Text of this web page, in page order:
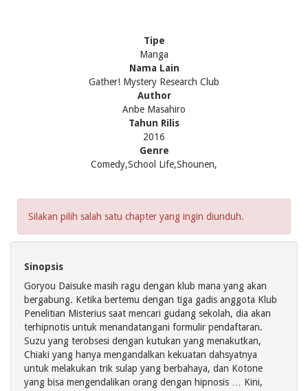
Tipe
Manga
Nama Lain
Gather! Mystery Research Club
Author
Anbe Masahiro
Tahun Rilis
2016
Genre
Comedy,School Life,Shounen,
Silakan pilih salah satu chapter yang ingin diunduh.
Sinopsis
Goryou Daisuke masih ragu dengan klub mana yang akan
bergabung. Ketika bertemu dengan tiga gadis anggota Klub
Penelitian Misterius saat mencari gudang sekolah, dia akan
terhipnotis untuk menandatangani formulir pendaftaran.
Suzu yang terobsesi dengan kutukan yang menakutkan,
Chiaki yang hanya mengandalkan kekuatan dahsyatnya
untuk melakukan trik sulap yang berbahaya, dan Kotone
yang bisa mengendalikan orang dengan hipnosis … Kini,